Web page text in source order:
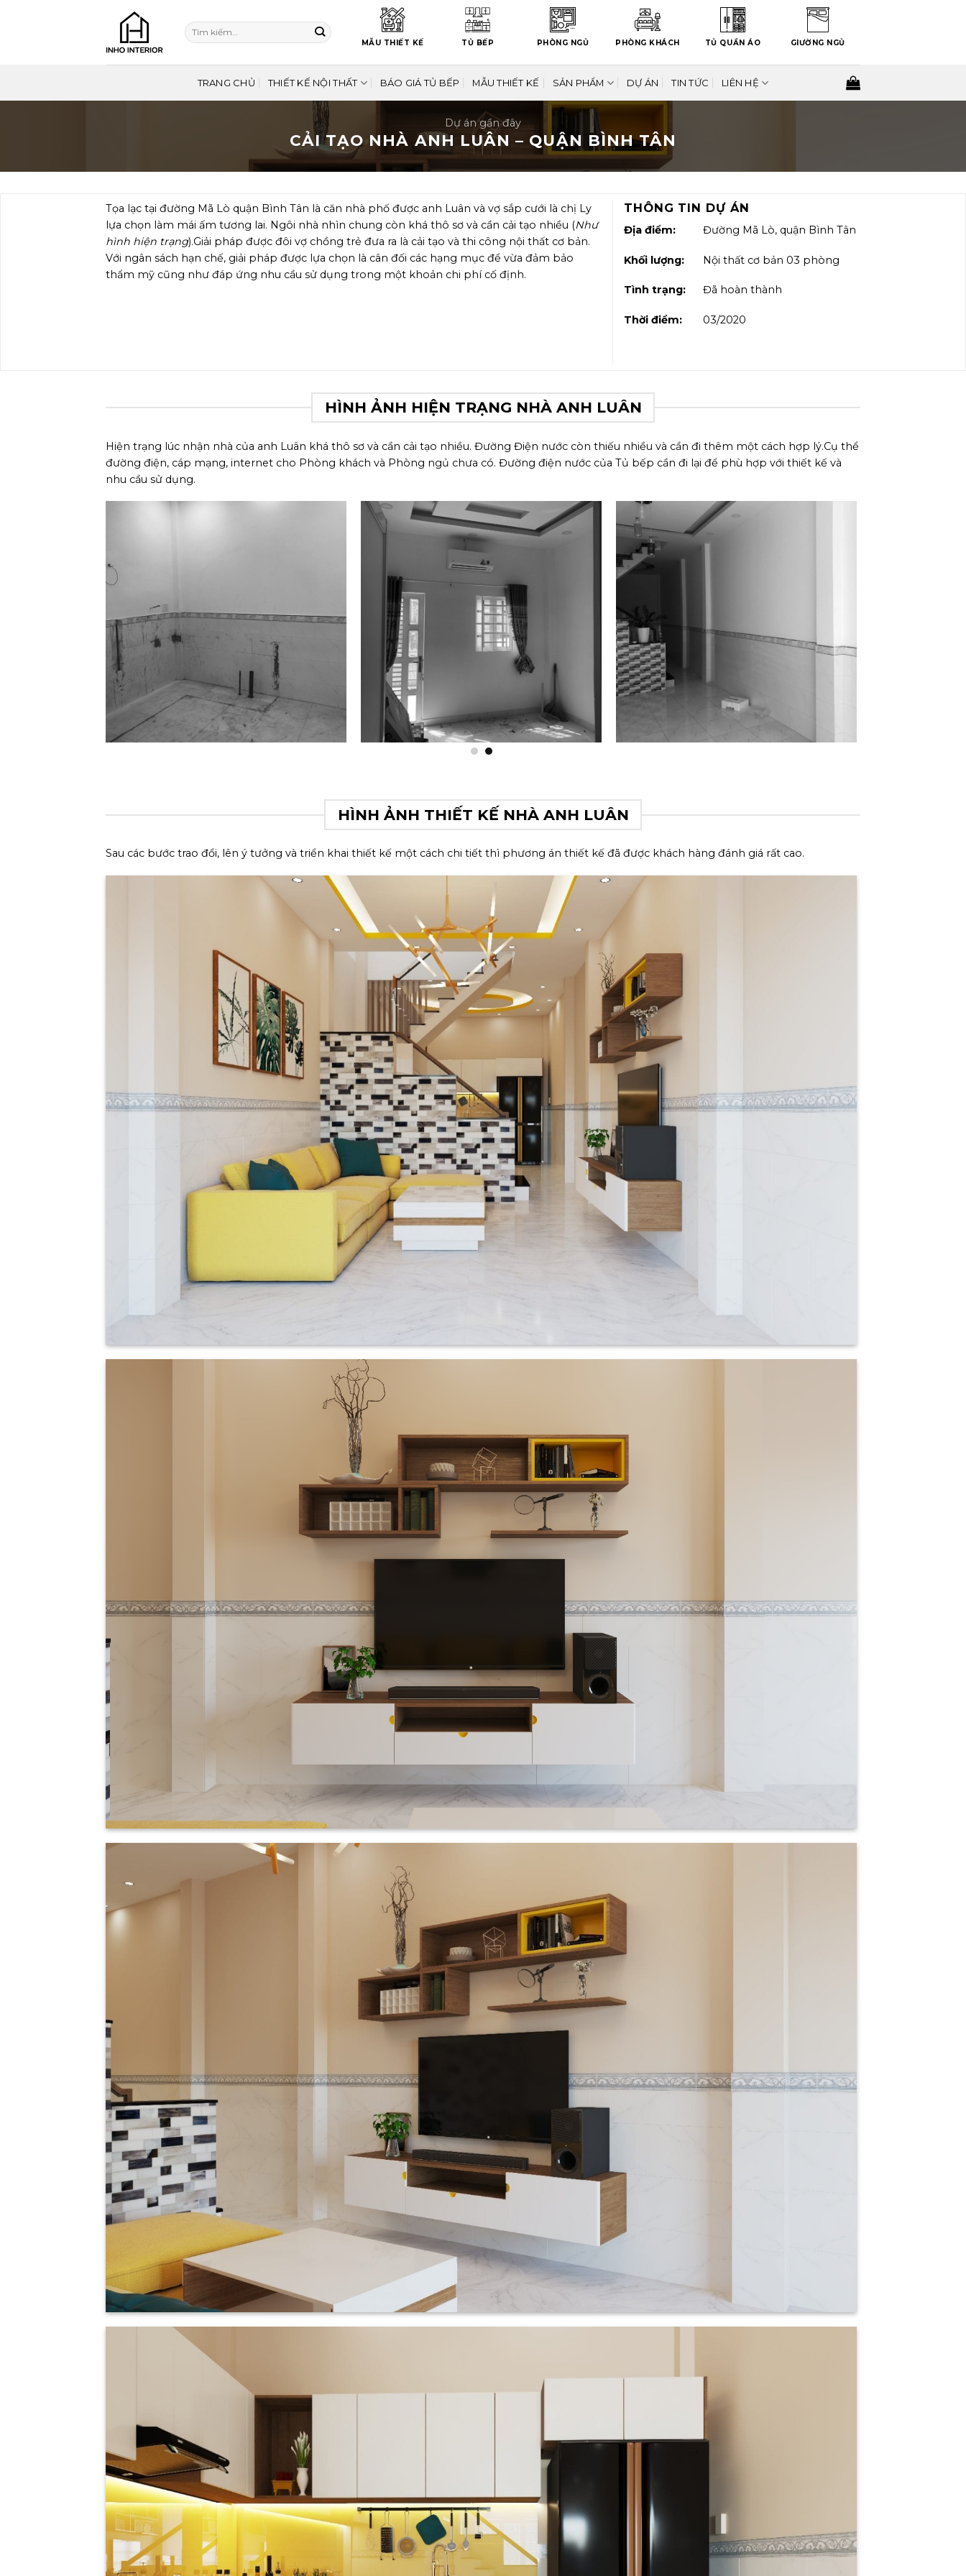
Tìm
kiếm:
MẪU THIẾT KẾ TỦ BẾP PHÒNG NGỦ PHÒNG KHÁCH TỦ QUẦN ÁO GIƯỜNG NGỦ
TRANG CHỦ THIẾT KẾ NỘI THẤT BÁO GIÁ TỦ BẾP MẪU THIẾT KẾ SẢN PHẨM DỰ ÁN TIN TỨC LIÊN HỆ
Dự án gần đây
CẢI TẠO NHÀ ANH LUÂN – QUẬN BÌNH TÂN
Tọa lạc tại đường Mã Lò quận Bình Tân là căn nhà phố được anh Luân và vợ sắp cưới là chị Ly
lựa chọn làm mái ấm tương lai. Ngôi nhà nhìn chung còn khá thô sơ và cần cải tạo nhiều (Như
hình hiện trạng).Giải pháp được đôi vợ chồng trẻ đưa ra là cải tạo và thi công nội thất cơ bản.
Với ngân sách hạn chế, giải pháp được lựa chọn là cân đối các hạng mục để vừa đảm bảo
thẩm mỹ cũng như đáp ứng nhu cầu sử dụng trong một khoản chi phí cố định.
THÔNG TIN DỰ ÁN
Địa điểm: Đường Mã Lò, quận Bình Tân
Khối lượng: Nội thất cơ bản 03 phòng
Tình trạng: Đã hoàn thành
Thời điểm: 03/2020
HÌNH ẢNH HIỆN TRẠNG NHÀ ANH LUÂN
Hiện trạng lúc nhận nhà của anh Luân khá thô sơ và cần cải tạo nhiều. Đường Điện nước còn thiếu nhiều và cần đi thêm một cách hợp lý.Cụ thể
đường điện, cáp mạng, internet cho Phòng khách và Phòng ngủ chưa có. Đường điện nước của Tủ bếp cần đi lại để phù hợp với thiết kế và
nhu cầu sử dụng.
HÌNH ẢNH THIẾT KẾ NHÀ ANH LUÂN
Sau các bước trao đổi, lên ý tưởng và triển khai thiết kế một cách chi tiết thì phương án thiết kế đã được khách hàng đánh giá rất cao.